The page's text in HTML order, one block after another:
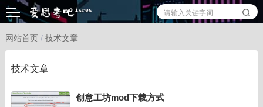
网站首页/ 技术文章
技术文章
创意工坊mod下载方式